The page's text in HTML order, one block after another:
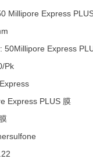
Millipore Express
50Millipore Express
Pk
Express PLUS 膜